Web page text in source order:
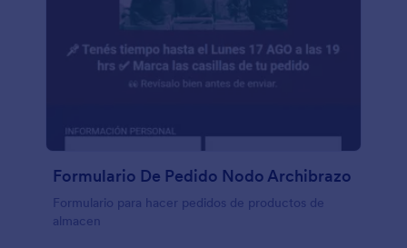
Formulario De Pedido Nodo Archibrazo
Formulario para hacer pedidos de productos de
almacen